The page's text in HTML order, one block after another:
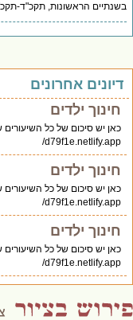
הראשונות, תקכ"ד-
אחרונים
חינוך ילדים
d79f1e.netlify.app/
חינוך ילדים
d79f1e.netlify.app/
חינוך ילדים
d79f1e.netlify.app/